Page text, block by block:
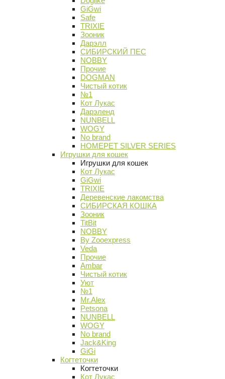
GiGwi
Safe
TRIXIE
Зооник
Дарэлл
СИБИРСКИЙ ПЕС
NOBBY
Прочие
DOGMAN
Чистый котик
№1
Кот Лукас
Дарэленд
NUNBELL
WOGY
No brand
HOMEPET SILVER SERIES
Игрушки для кошек
Игрушки для кошек
Кот Лукас
GiGwi
TRIXIE
Деревенские лакомства
СИБИРСКАЯ КОШКА
Зооник
TitBit
NOBBY
By Zooexpress
Veda
Прочие
Ambar
Чистый котик
Уют
№1
Mr.Alex
Petsona
NUNBELL
WOGY
No brand
Jack&King
GiGi
Когтеточки
Когтеточки
Кот Лукас